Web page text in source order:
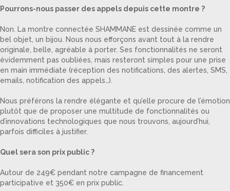
Pourrons-nous passer des appels depuis cette montre ?
Non. La montre connectée SHAMMANE est dessinée comme un
bel objet, un bijou. Nous nous efforçons avant tout à la rendre
originale, belle, agréable à porter. Ses fonctionnalités ne seront
évidemment pas oubliées, mais resteront simples pour une prise
en main immédiate (réception des notifications, des alertes, SMS,
emails, notification des appels…).
Nous préférons la rendre élégante et qu’elle procure de l’émotion
plutôt que de proposer une multitude de fonctionnalités ou
d’innovations technologiques que nous trouvons, aujourd’hui,
parfois difficiles à justifier.
Quel sera son prix public ?
Autour de 249€ pendant notre campagne de financement
participative et 350€ en prix public.